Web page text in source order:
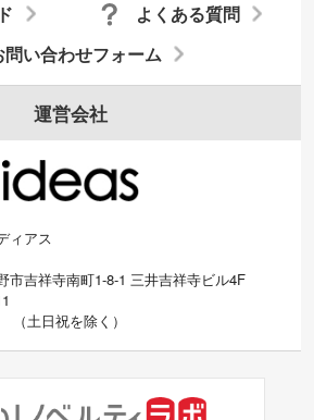
問い合わせフォーム
よくある質問
運営会社
ィアス
市吉祥寺南町1-8-1 三井吉祥寺ビル4F
（土日祝を除く）